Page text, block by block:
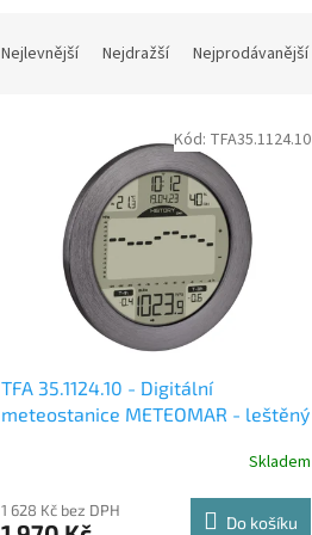
Nejlevnější Nejdražší Nejprodávanější
TFA 35.1124.10 - Digitální
meteostanice METEOMAR - leštěný
Skladem
1 628 Kč bez DPH
Do košíku
Kód: TFA35.1124.10